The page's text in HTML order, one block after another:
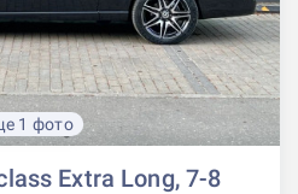
1 фото
Extra Long, 7-8